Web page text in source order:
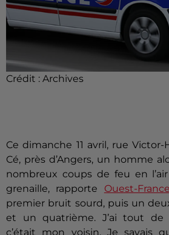
Crédit : Archives
Ce dimanche 11 avril, rue
Cé, près d’Angers, un homme
nombreux coups de feu en
grenaille, rapporte Ouest-France
premier bruit sourd, puis un
et un quatrième. J’ai tout de
c’était mon voisin. Je savais